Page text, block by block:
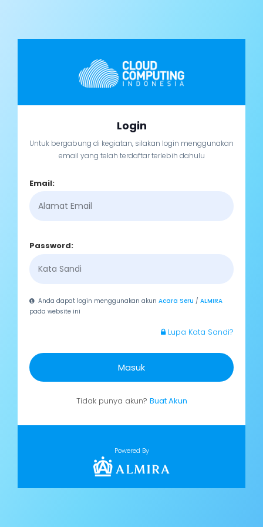
Login
Untuk bergabung di kegiatan, silakan login menggunakan
email yang telah terdaftar terlebih dahulu
Email:
Password:
Anda dapat login menggunakan akunAcara Seru /ALMIRA
pada website ini
Lupa Kata Sandi?
Masuk
Tidak punya akun? Buat Akun
Powered By